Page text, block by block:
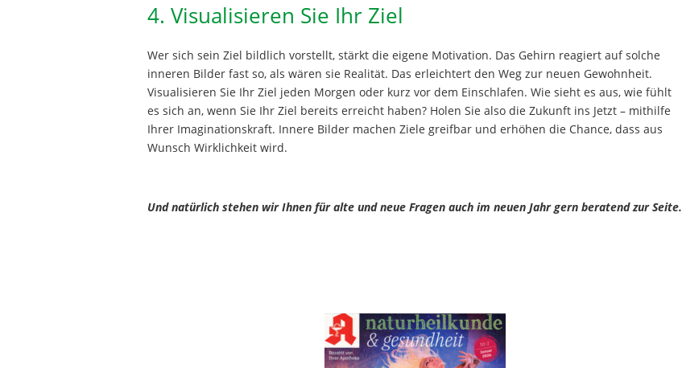
4. Visualisieren Sie Ihr Ziel
Wer sich sein Ziel bildlich vorstellt, stärkt die eigene Motivation. Das Gehirn reagiert auf solche
inneren Bilder fast so, als wären sie Realität. Das erleichtert den Weg zur neuen Gewohnheit.
Visualisieren Sie Ihr Ziel jeden Morgen oder kurz vor dem Einschlafen. Wie sieht es aus, wie fühlt
es sich an, wenn Sie Ihr Ziel bereits erreicht haben? Holen Sie also die Zukunft ins Jetzt – mithilfe
Ihrer Imaginationskraft. Innere Bilder machen Ziele greifbar und erhöhen die Chance, dass aus
Wunsch Wirklichkeit wird.
Und natürlich stehen wir Ihnen für alte und neue Fragen auch im neuen Jahr gern beratend zur Seite.